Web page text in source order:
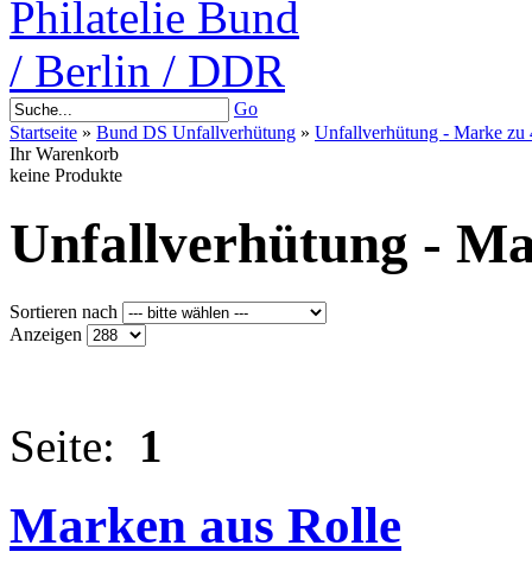
Go
Startseite » Bund DS Unfallverhütung » Unfallverhütung - Marke zu
Ihr Warenkorb
keine Produkte
Unfallverhütung -
Sortieren nach
Anzeigen
Seite: 1
Marken aus Rolle